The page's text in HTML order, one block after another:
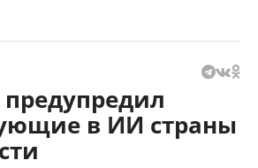
в ИИ страны